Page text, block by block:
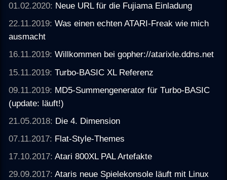
01.02.2020: Neue URL für die Fujiama Einladung
22.11.2019:Was einen echten ATARI-Freak wie mich
ausmacht
16.11.2019:Willkommen bei gopher://atarixle.ddns.net
15.11.2019:Turbo-BASIC XL Referenz
09.11.2019: MD5-Summengenerator für Turbo-BASIC
(update: läuft!)
21.05.2018: Die 4. Dimension
07.11.2017: Flat-Style-Themes
17.10.2017:Atari 800XL PAL Artefakte
29.09.2017:Ataris neue Spielekonsole läuft mit Linux